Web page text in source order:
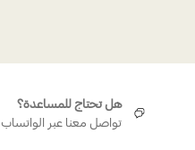
هل تحتاج للمساعدة؟
تواصل معنا عبر الواتساب